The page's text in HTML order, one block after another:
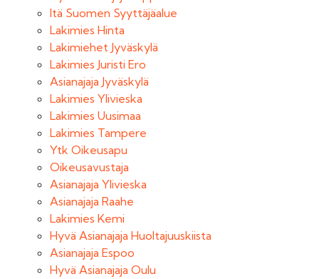
Itä Suomen Syyttäjäalue
Lakimies Hinta
Lakimiehet Jyväskylä
Lakimies Juristi Ero
Asianajaja Jyväskylä
Lakimies Ylivieska
Lakimies Uusimaa
Lakimies Tampere
Ytk Oikeusapu
Oikeusavustaja
Asianajaja Ylivieska
Asianajaja Raahe
Lakimies Kemi
Hyvä Asianajaja Huoltajuuskiista
Asianajaja Espoo
Hyvä Asianajaja Oulu